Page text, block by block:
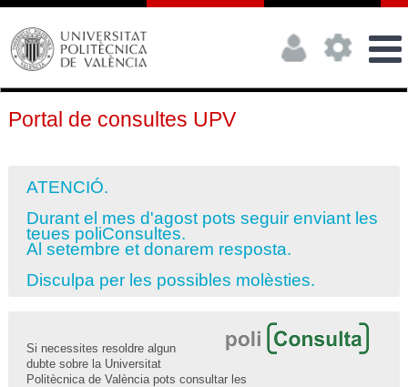
Portal de consultes UPV
ATENCIÓ.
Durant el mes d'agost pots seguir enviant les
teues poliConsultes.
Al setembre et donarem resposta.
Disculpa per les possibles molèsties.
Si necessites resoldre algun
dubte sobre la Universitat
Politècnica de València pots consultar les